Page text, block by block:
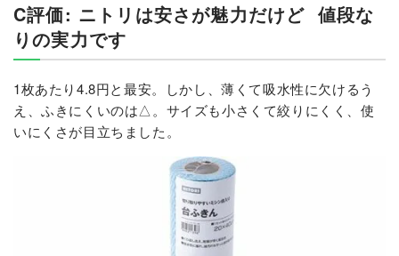
C評価: ニトリは安さが魅力だけど 値段な
りの実力です
1枚あたり4.8円と最安。しかし、薄くて吸水性に欠けるう
え、ふきにくいのは△。サイズも小さくて絞りにくく、使
いにくさが目立ちました。